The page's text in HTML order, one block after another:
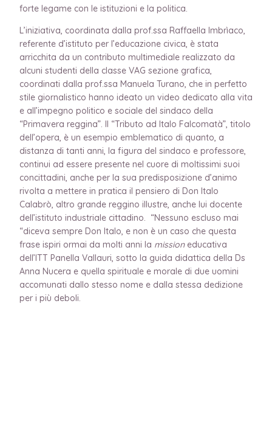
forte legame con le istituzioni e la politica.
L’iniziativa, coordinata dalla prof.ssa Raffaella Imbrìaco,
referente d’istituto per l’educazione civica, è stata
arricchita da un contributo multimediale realizzato da
alcuni studenti della classe VAG sezione grafica,
coordinati dalla prof.ssa Manuela Turano, che in perfetto
stile giornalistico hanno ideato un video dedicato alla vita
e all’impegno politico e sociale del sindaco della
“Primavera reggina”. Il “Tributo ad Italo Falcomatà”, titolo
dell’opera, è un esempio emblematico di quanto, a
distanza di tanti anni, la figura del sindaco e professore,
continui ad essere presente nel cuore di moltissimi suoi
concittadini, anche per la sua predisposizione d’animo
rivolta a mettere in pratica il pensiero di Don Italo
Calabrò, altro grande reggino illustre, anche lui docente
dell’istituto industriale cittadino. “Nessuno escluso mai
“diceva sempre Don Italo, e non è un caso che questa
frase ispiri ormai da molti anni la missioneducativa
dell’ITT Panella Vallauri, sotto la guida didattica della Ds
Anna Nucera e quella spirituale e morale di due uomini
accomunati dallo stesso nome e dalla stessa dedizione
per i più deboli.